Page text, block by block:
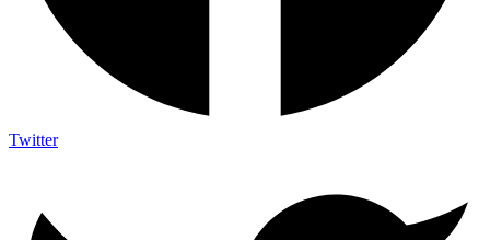
Twitter